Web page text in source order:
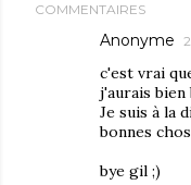
COMMENTAIRES
Anonyme
c'est vrai
j'aurais bien
Je suis à la
bonnes
bye gil ;)